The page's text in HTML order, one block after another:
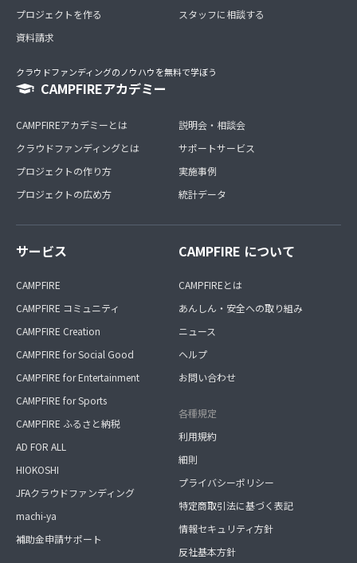
プロジェクトを作る
資料請求
スタッフに相談する
クラウドファンディングのノウハウを無料で学ぼう
CAMPFIREアカデミー
CAMPFIREアカデミーとは
クラウドファンディングとは
プロジェクトの作り方
プロジェクトの広め方
説明会・相談会
サポートサービス
実施事例
統計データ
サービス
CAMPFIRE
CAMPFIRE コミュニティ
CAMPFIRE Creation
CAMPFIRE for Social Good
CAMPFIRE for Entertainment
CAMPFIRE for Sports
CAMPFIRE ふるさと納税
AD FOR ALL
HIOKOSHI
JFAクラウドファンディング
machi-ya
補助金申請サポート
CAMPFIRE について
CAMPFIREとは
あんしん・安全への取り組み
ニュース
ヘルプ
お問い合わせ
各種規定
利用規約
細則
プライバシーポリシー
特定商取引法に基づく表記
情報セキュリティ方針
反社基本方針